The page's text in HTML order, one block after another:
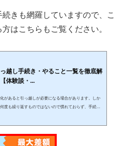
きも網羅していますので、こ
はこちらもご覧ください。
っ越し手続き・やること一覧を徹底解
体験談・...
があると引っ越しが必要になる場合があります。しか
度も繰り返すものではないので慣れておらず、手続き
しを目指して下さい。 引っ越しは日数がかかりスケジ